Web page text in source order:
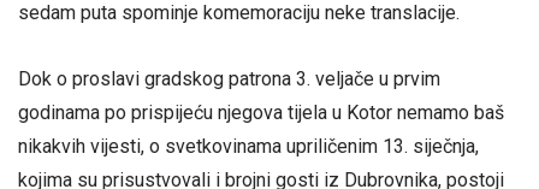
sedam puta spominje komemoraciju neke translacije.
Dok o proslavi gradskog patrona 3. veljače u prvim
godinama po prispijeću njegova tijela u Kotor nemamo baš
nikakvih vijesti, o svetkovinama upriličenim 13. siječnja,
kojima su prisustvovali i brojni gosti iz Dubrovnika, postoji